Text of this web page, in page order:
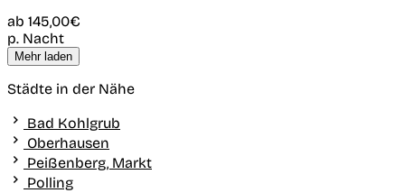
ab 145,00€
p. Nacht
Mehr laden
Städte in der Nähe
Bad Kohlgrub
Oberhausen
Peißenberg, Markt
Polling